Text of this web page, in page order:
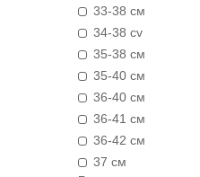
33-38 см
34-38 cv
35-38 см
35-40 см
36-40 см
36-41 см
36-42 см
37 см